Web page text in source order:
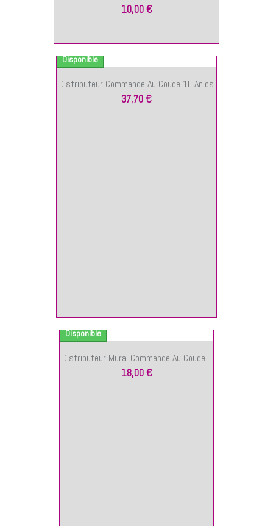
10,00 €
Distributeur Commande Au Coude 1L Anios
37,70 €
Disponible
Distributeur Mural Commande Au Coude...
18,00 €
Disponible